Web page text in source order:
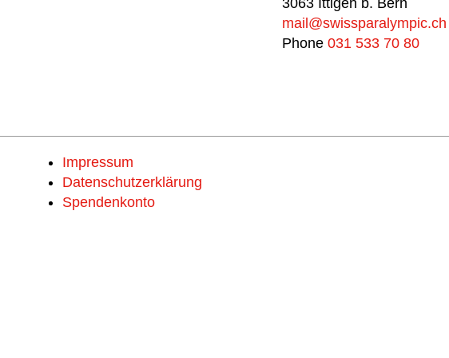
mail@swissparalympic.ch
Phone 031 533 70 80
Impressum
Datenschutzerklärung
Spendenkonto